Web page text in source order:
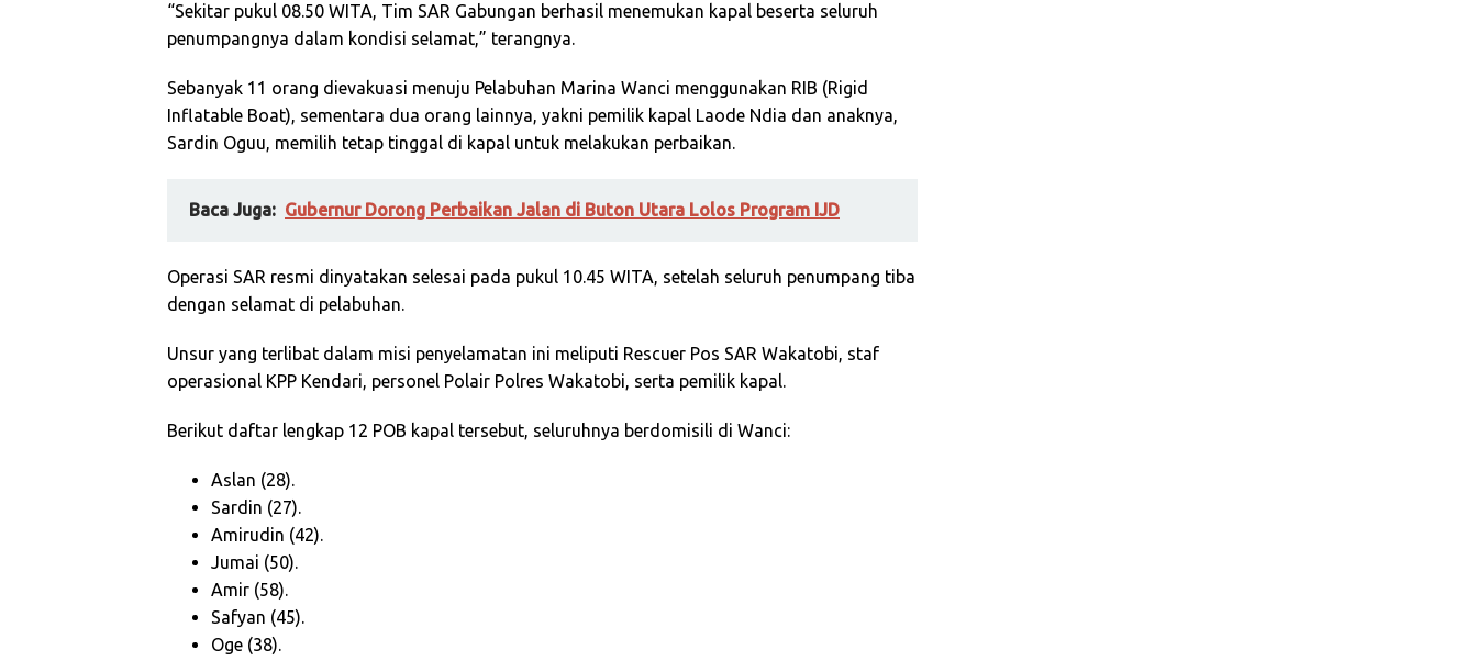
“Sekitar pukul 08.50 WITA, Tim SAR Gabungan berhasil menemukan kapal beserta seluruh
penumpangnya dalam kondisi selamat,” terangnya.
Sebanyak 11 orang dievakuasi menuju Pelabuhan Marina Wanci menggunakan RIB (Rigid
Inflatable Boat), sementara dua orang lainnya, yakni pemilik kapal Laode Ndia dan anaknya,
Sardin Oguu, memilih tetap tinggal di kapal untuk melakukan perbaikan.
Baca Juga: Gubernur Dorong Perbaikan Jalan di Buton Utara Lolos Program IJD
Operasi SAR resmi dinyatakan selesai pada pukul 10.45 WITA, setelah seluruh penumpang tiba
dengan selamat di pelabuhan.
Unsur yang terlibat dalam misi penyelamatan ini meliputi Rescuer Pos SAR Wakatobi, staf
operasional KPP Kendari, personel Polair Polres Wakatobi, serta pemilik kapal.
Berikut daftar lengkap 12 POB kapal tersebut, seluruhnya berdomisili di Wanci:
Aslan (28).
Sardin (27).
Amirudin (42).
Jumai (50).
Amir (58).
Safyan (45).
Oge (38).